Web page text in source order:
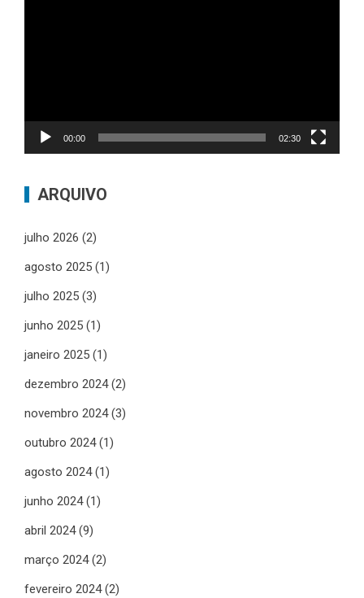
00:00 02:30
ARQUIVO
julho 2026 (2)
agosto 2025 (1)
julho 2025 (3)
junho 2025 (1)
janeiro 2025 (1)
dezembro 2024(2)
novembro 2024(3)
outubro 2024(1)
agosto 2024(1)
junho 2024(1)
abril 2024(9)
março 2024(2)
fevereiro 2024(2)